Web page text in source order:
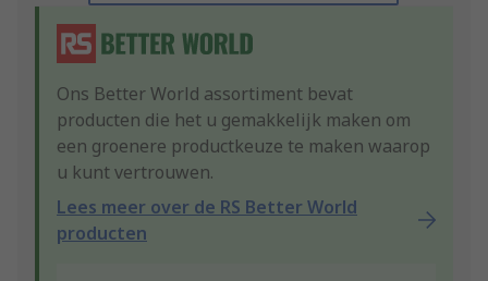
Ons Better World assortiment bevat
producten die het u gemakkelijk maken om
een groenere productkeuze te maken waarop
u kunt vertrouwen.
Lees meer over de RS Better World
producten